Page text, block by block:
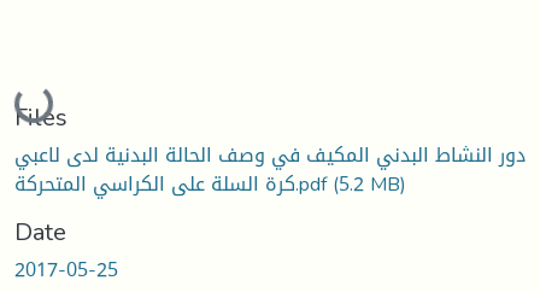
Loading...
Files
دور النشاط البدني المكيف في وصف الحالة البدنية لدى لاعبي
كرة السلة على الكراسي المتحركة.pdf(5.2 MB)
Date
2017-05-25